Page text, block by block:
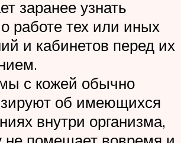
заранее узнать
работе тех или иных
и кабинетов перед их
с кожей обычно
об имеющихся
внутри организма,